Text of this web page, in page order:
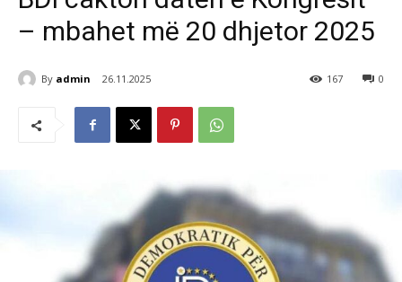
– mbahet më 20 dhjetor 2025
By admin 26.11.2025 0
167